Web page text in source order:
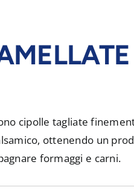
cipolle tagliate
ottenendo un
formaggi e carni.